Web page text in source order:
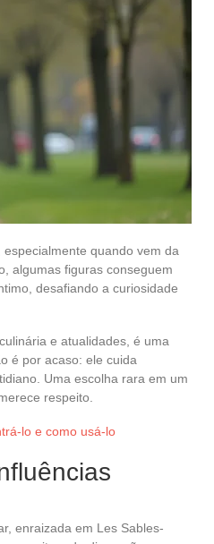
quando vem da
algumas figuras conseguem
desafiando a curiosidade
e atualidades, é uma
é por acaso: ele cuida
Uma escolha rara em um
respeito.
lo e como usá-lo
enraizada em Les Sables-